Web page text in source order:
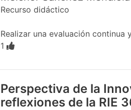
Recurso didáctico
Realizar una evaluación continua
1
Perspectiva de la
reflexiones de la RIE